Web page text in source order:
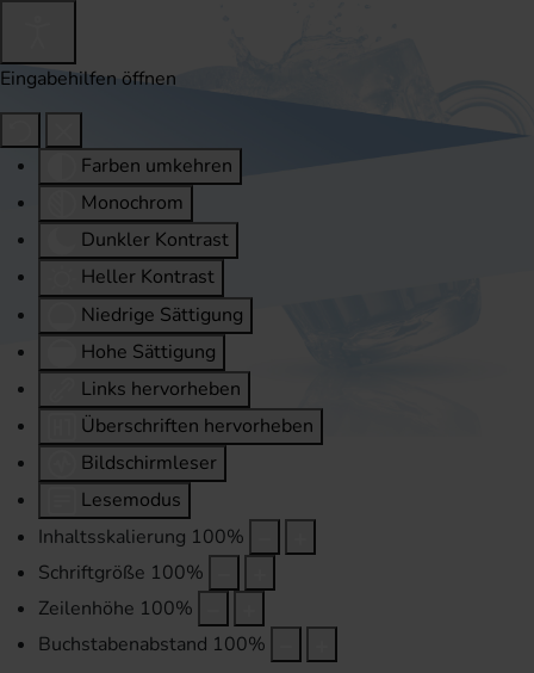
Eingabehilfen öffnen
Farben umkehren
Monochrom
Dunkler Kontrast
Heller Kontrast
Niedrige Sättigung
Hohe Sättigung
Links hervorheben
Überschriften hervorheben
Bildschirmleser
Lesemodus
Inhaltsskalierung 100%
Schriftgröße 100%
Zeilenhöhe 100%
Buchstabenabstand 100%